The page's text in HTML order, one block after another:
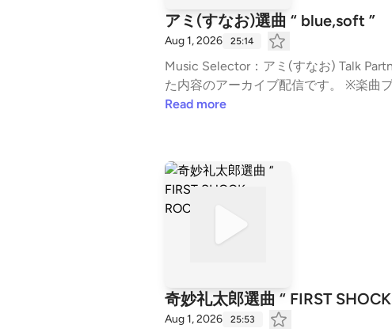
s
アミ(すなお)選曲 “ blue,soft ”
Aug 1, 2026 25:14
Music Selector：アミ(すなお) Talk Partner：ゆーや(すなお) Theme：「blue,soft」 ※2026年7月に『CITY CHILL CLUB』で放送し
た内容のアーカイブ配信です。 ※楽曲プレイリストは、「Spotify」「Apple Music」にてお楽しみいただけます。 ※「Spotify」
「Apple Music」内で取り扱いのない楽曲もございますので、
Read more
奇妙礼太郎選曲 “ FIRST
Aug 1, 2026 25:53